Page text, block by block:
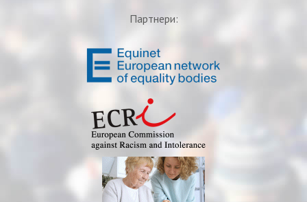
Партнери: